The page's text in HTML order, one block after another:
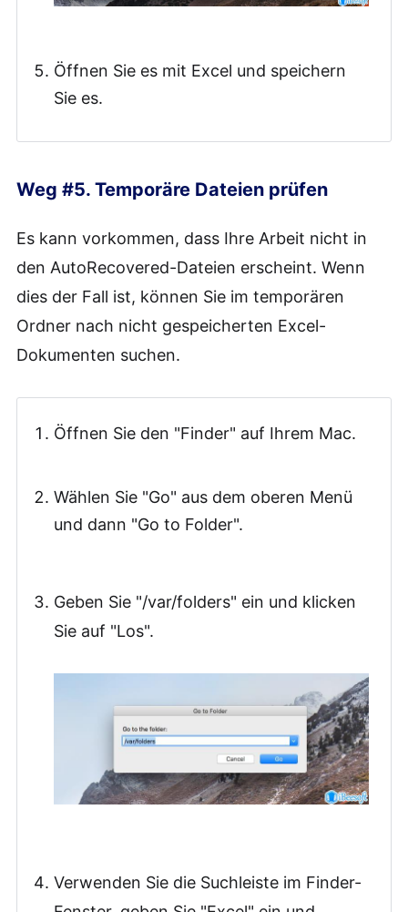
Öffnen Sie es mit Excel und speichern
Sie es.
Weg #5. Temporäre Dateien prüfen
Es kann vorkommen, dass Ihre Arbeit nicht in
den AutoRecovered-Dateien erscheint. Wenn
dies der Fall ist, können Sie im temporären
Ordner nach nicht gespeicherten Excel-
Dokumenten suchen.
Öffnen Sie den "Finder" auf Ihrem Mac.
Wählen Sie "Go" aus dem oberen Menü
und dann "Go to Folder".
Geben Sie "/var/folders" ein und klicken
Sie auf "Los".
Verwenden Sie die Suchleiste im Finder-